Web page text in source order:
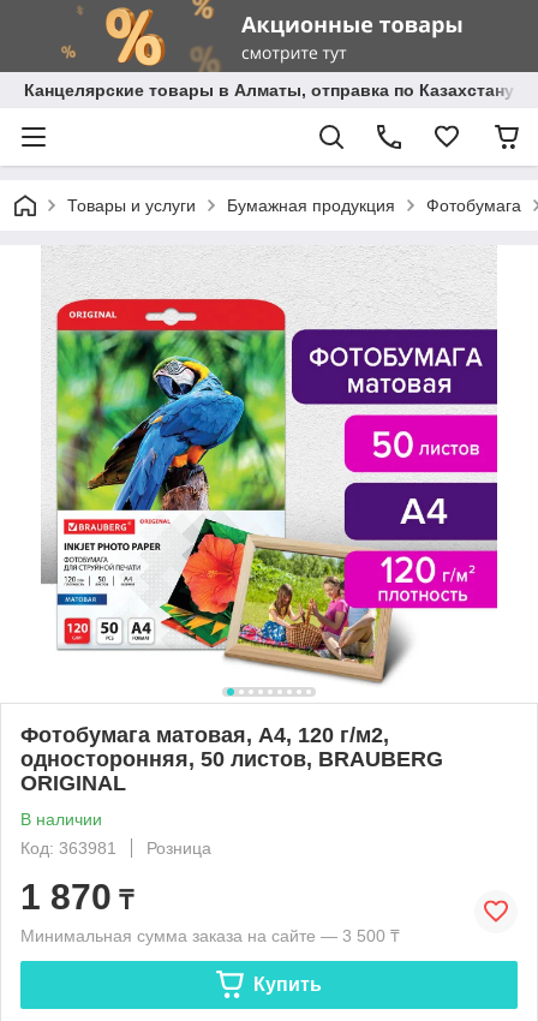
Канцелярские товары в Алматы, отправка по Казахстану.
Товары и услуги Бумажная продукция Фотобумага
Фотобумага матовая, А4, 120 г/м2,
односторонняя, 50 листов, BRAUBERG
ORIGINAL
В наличии
Код: 363981
Розница
1 870 ₸
Минимальная сумма заказа на сайте — 3 500 ₸
Купить